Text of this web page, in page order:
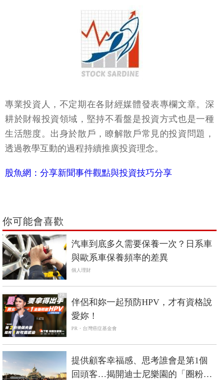
專業投資人，不定期在各財經媒體發表專欄文章。深
耕於財報投資領域，堅持不看盤是投資方式也是一種
生活態度。出身於散戶，瞭解散戶常見的投資問題，
透過教學互動的過程持續推廣投資理念。
股魚網：分享新聞事件觀點與投資技巧分享
你可能會喜歡
汽車到底多久需要保養一次？日系車
與歐系車保養頻率的差異
個人理財
PR
伴侶和妳一起預防HPV，才有資格說
愛妳！
PR・台灣癌症基金會
提供顧客幸福感、思考誰會是第1個
回頭客…揭開迪士尼樂園的「圈粉」